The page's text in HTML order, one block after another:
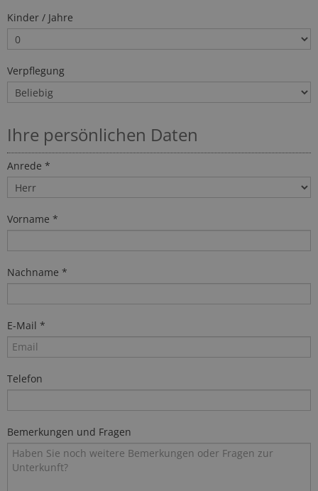
Kinder / Jahre
Verpflegung
Ihre persönlichen Daten
Anrede *
Vorname *
Nachname *
E-Mail *
Telefon
Bemerkungen und Fragen